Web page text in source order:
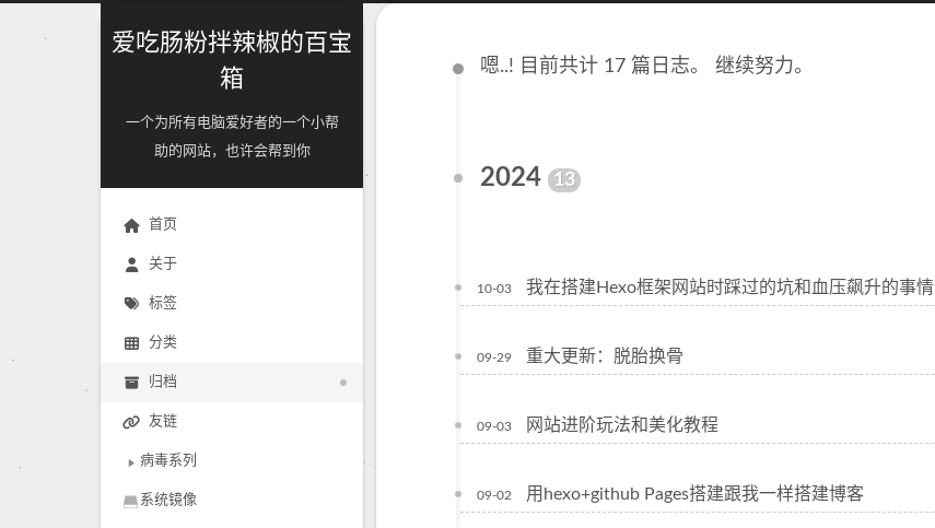
爱吃肠粉拌辣椒的百宝
箱
一个为所有电脑爱好者的一个小帮
助的网站，也许会帮到你
首页
关于
标签
分类
归档
友链
病毒系列
系统镜像
嗯..! 目前共计 17 篇日志。 继续努力。
2024 13
10-03 我在搭建Hexo框架网站时踩过的坑和血压飙升的事情
09-29 重大更新：脱胎换骨
09-03 网站进阶玩法和美化教程
09-02 用hexo+github Pages搭建跟我一样搭建博客